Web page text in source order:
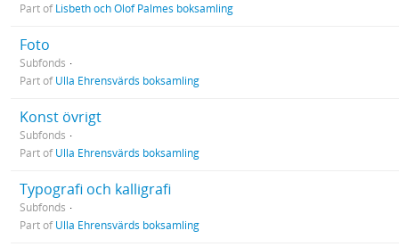
Part ofLisbeth och Olof Palmes boksamling
Foto
Subfonds
Part ofUlla Ehrensvärds boksamling
Konst övrigt
Subfonds
Part ofUlla Ehrensvärds boksamling
Typografi och kalligrafi
Subfonds
Part ofUlla Ehrensvärds boksamling